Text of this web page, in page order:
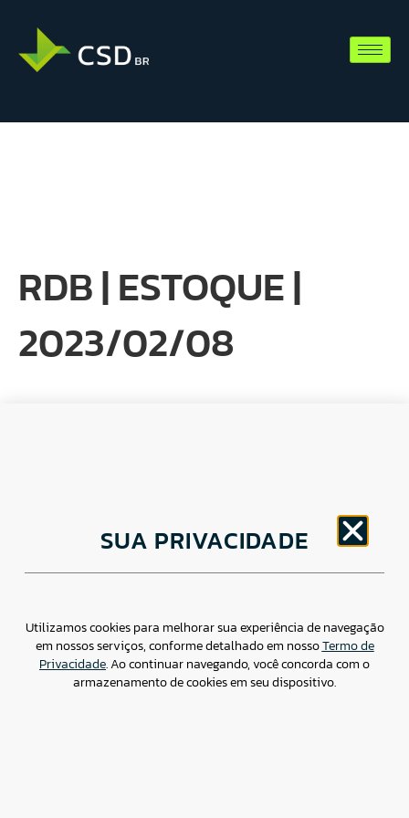
RDB | ESTOQUE |
2023/02/08
Av. Brigadeiro Faria Lima, 1779 – 5oAndar Jardim
Paulistano, São Paulo/ SP – CEP: 01452-914
Assessoria de imprensa: imprensa@csdbr.com
SUA PRIVACIDADE
Utilizamos cookies para melhorar sua experiência de navegação
em nossos serviços, conforme detalhado em nossoTermo de
Privacidade. Ao continuar navegando, você concorda com o
armazenamento de cookies em seu dispositivo.